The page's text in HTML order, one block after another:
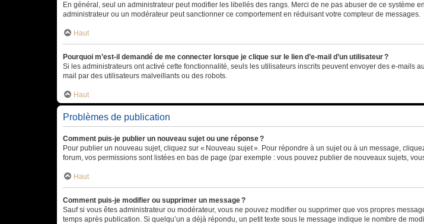
En général, seul un administrateur peut modifier les libellés des rangs. Merci de ne pas abuser de ce système
administrateur ou un modérateur peut sanctionner ce comportement en réduisant votre compteur de messages.
Haut
Pourquoi m’est-il demandé de me connecter lorsque je clique sur le lien d’e-mail d’un utilisateur ?
Si les administrateurs ont activé cette fonctionnalité, seuls les utilisateurs inscrits peuvent envoyer des e-mails
mail par des utilisateurs malveillants ou des robots.
Haut
Problèmes de publication
Comment puis-je publier un nouveau sujet ou une réponse ?
Pour publier un nouveau sujet, cliquez sur « Nouveau sujet ». Pour répondre à un sujet ou à un message,
forum, vos permissions sont listées en bas de page (par exemple : vous pouvez publier de nouveaux sujets,
Haut
Comment puis-je modifier ou supprimer un message ?
Sauf si vous êtes administrateur ou modérateur, vous ne pouvez modifier ou supprimer que vos propres
temps après publication. Si quelqu’un a déjà répondu, un petit texte sous le message indique le nombre de